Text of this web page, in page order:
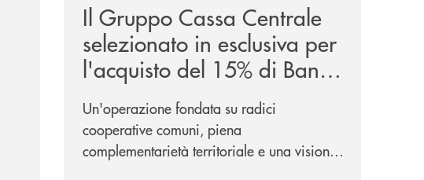
Il Gruppo Cassa Centrale
selezionato in esclusiva per
l'acquisto del 15% di Banca
Cambiano 1884
Un'operazione fondata su radici
cooperative comuni, piena
complementarietà territoriale e una visione